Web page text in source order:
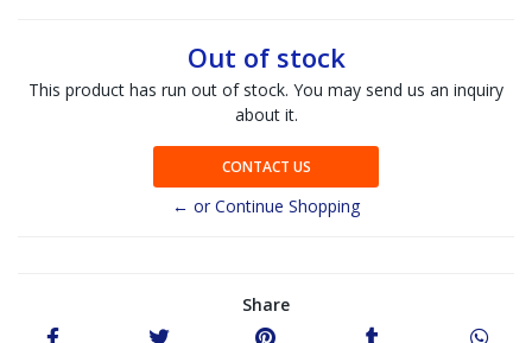
Out of stock
This product has run out of stock. You may send us an inquiry
about it.
CONTACT US
← or Continue Shopping
Share